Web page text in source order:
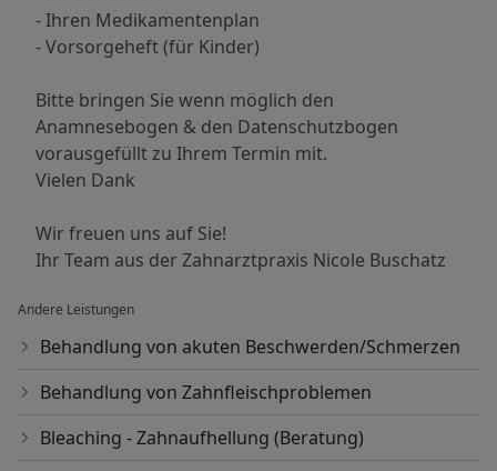
- Ihren Medikamentenplan
- Vorsorgeheft (für Kinder)
Bitte bringen Sie wenn möglich den
Anamnesebogen & den Datenschutzbogen
vorausgefüllt zu Ihrem Termin mit.
Vielen Dank
Wir freuen uns auf Sie!
Ihr Team aus der Zahnarztpraxis Nicole Buschatz
Andere Leistungen
Behandlung von akuten Beschwerden/Schmerzen
Behandlung von Zahnfleischproblemen
Bleaching - Zahnaufhellung (Beratung)